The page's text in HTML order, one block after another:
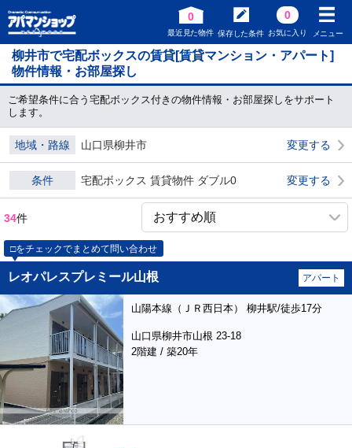
0
最近見た物件 保存した条件
0
お気に入り メニュー
柳井市で宅配ボックスの賃貸[賃貸マンション・アパート]
物件情報・お部屋探し
ご希望条件に合う宅配ボックス付きの物件情報・お部屋探しをサポート
します。
地域・路線 山口県柳井市 変更する
条件 宅配ボックス 賃貸物件 ダブル0 変更する
34件
□をチェックでまとめて問い合わせ
レオパレスプレミール山根 アパート
山陽本線（ＪＲ西日本） 柳井駅/徒歩17分
山口県柳井市山根 23-18
2階建 / 築20年